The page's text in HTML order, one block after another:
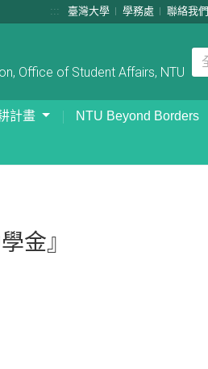
::: 臺灣大學 學務處 聯絡我們
Office of Student Affairs, NTU
計畫 NTU Beyond Borders
金』